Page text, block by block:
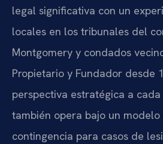
legal significativa con un
locales en los tribunales del
Montgomery y condados
Propietario y Fundador desde
perspectiva estratégica a
también opera bajo un
contingencia para casos de